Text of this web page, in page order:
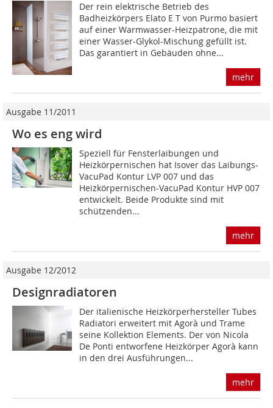
Der rein elektrische Betrieb des
Badheizkörpers Elato E T von Purmo basiert
auf einer Warmwasser-Heizpatrone, die mit
einer Wasser-Glykol-Mischung gefüllt ist.
Das garantiert in Gebäuden ohne...
mehr
Ausgabe 11/2011
Wo es eng wird
Speziell für Fensterlaibungen und
Heizkörpernischen hat Isover das Laibungs-
VacuPad Kontur LVP 007 und das
Heizkörpernischen-VacuPad Kontur HVP 007
entwickelt. Beide Produkte sind mit
schützenden...
mehr
Ausgabe 12/2012
Designradiatoren
Der italienische Heizkörperhersteller Tubes
Radiatori erweitert mit Agorà und Trame
seine Kollektion Elements. Der von Nicola
De Ponti entworfene Heizkörper Agorà kann
in den drei Ausführungen...
mehr